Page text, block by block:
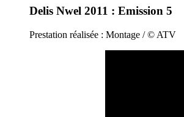
Delis Nwel 2011 : Emission 5
Prestation réalisée : Montage / © ATV